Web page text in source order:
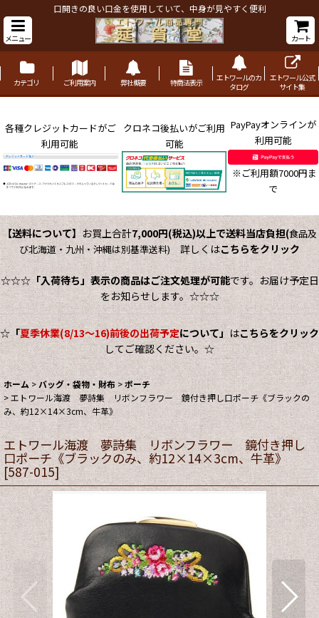
口開きの良い口金を使用していて、中身が見やすく便利
メニュー カート
カテゴリ ご利用案内 弊社概要 特商法表示
エトワールのカ
タログ
エトワール公式
サイト集
各種クレジットカードがご
利用可能
クロネコ後払いがご利用
可能
PayPayオンラインが
利用可能
※ご利用額7000円ま
で
【送料について】 お買上合計7,000円(税込)以上で送料当店負担(食品及
び北海道・九州・沖縄は別基準送料)詳しくはこちらをクリック
☆☆☆「入荷待ち」表示の商品はご注文処理が可能です。お届け予定日
をお知らせします。☆☆☆
☆「夏季休業(8/13～16)前後の出荷予定について」はこちらをクリック
してご確認ください。☆
ホーム > バッグ・袋物・財布 >ポーチ
>エトワール海渡 夢詩集 リボンフラワー 鏡付き押し口ポーチ《ブラックの
み、約12×14×3cm、牛革》
エトワール海渡 夢詩集 リボンフラワー 鏡付き押し
口ポーチ《ブラックのみ、約12×14×3cm、牛革》
[587-015]